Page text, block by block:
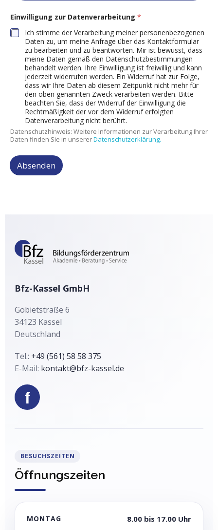
Einwilligung zur Datenverarbeitung *
Ich stimme der Verarbeitung meiner personenbezogenen
Daten zu, um meine Anfrage über das Kontaktformular
zu bearbeiten und zu beantworten. Mir ist bewusst, dass
meine Daten gemäß den Datenschutzbestimmungen
behandelt werden. Ihre Einwilligung ist freiwillig und kann
jederzeit widerrufen werden. Ein Widerruf hat zur Folge,
dass wir Ihre Daten ab diesem Zeitpunkt nicht mehr für
den oben genannten Zweck verarbeiten werden. Bitte
beachten Sie, dass der Widerruf der Einwilligung die
Rechtmäßigkeit der vor dem Widerruf erfolgten
Datenverarbeitung nicht berührt.
Datenschutzhinweis: Weitere Informationen zur Verarbeitung Ihrer
Daten finden Sie in unsererDatenschutzerklärung.
Absenden
Bfz-Kassel GmbH
Gobietstraße 6
34123 Kassel
Deutschland
Tel.: +49 (561) 58 58 375
E-Mail: kontakt@bfz-kassel.de
f
BESUCHSZEITEN
Öffnungszeiten
MONTAG 8.00 bis 17.00 Uhr